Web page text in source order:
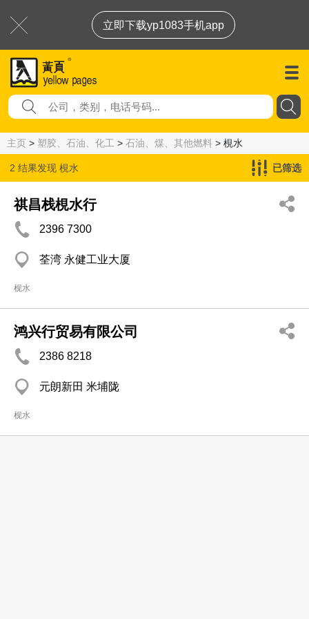
立即下载yp1083手机app
主页 > 塑胶、石油、化工 > 石油、煤、其他燃料 > 梘水
2 结果发现 梘水 已筛选
祺昌栈梘水行
2396 7300
荃湾 永健工业大厦
枧水
鸿兴行贸易有限公司
2386 8218
元朗新田 米埔陇
枧水